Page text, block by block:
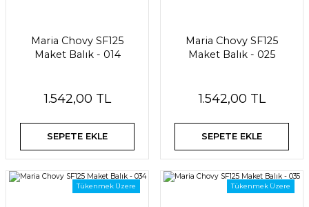
Maria Chovy SF125
Maket Balık - 014
1.542,00 TL
SEPETE EKLE
Maria Chovy SF125
Maket Balık - 025
1.542,00 TL
SEPETE EKLE
Tükenmek Üzere Tükenmek Üzere